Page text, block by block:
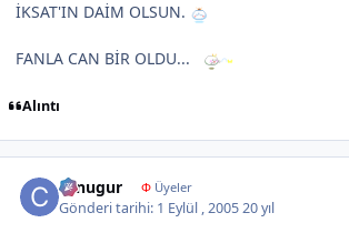
İKSAT'IN DAİM OLSUN.
FANLA CAN BİR OLDU...
Alıntı
canugur ΦÜyeler
Gönderi tarihi: 1 Eylül , 200520 yıl